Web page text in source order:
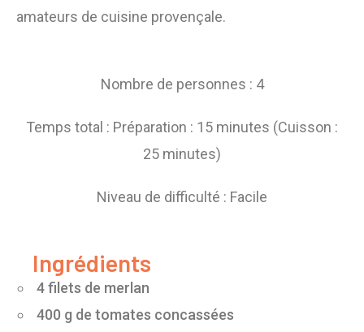
amateurs de cuisine provençale.
Nombre de personnes : 4
Temps total : Préparation : 15 minutes (Cuisson :
25 minutes)
Niveau de difficulté : Facile
Ingrédients
4 filets de merlan
400 g de tomates concassées